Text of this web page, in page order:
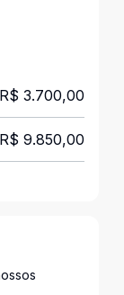
R$ 3.700,00
R$ 9.850,00